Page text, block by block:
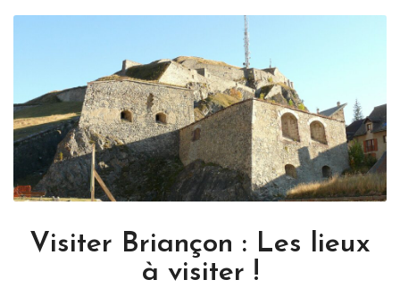
Visiter Briançon : Les lieux
à visiter !